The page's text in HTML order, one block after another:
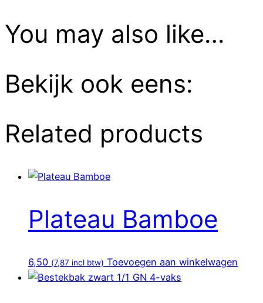
You may also like…
Bekijk ook eens:
Related products
Plateau Bamboe
6,50 (7,87 incl btw) Toevoegen aan winkelwagen